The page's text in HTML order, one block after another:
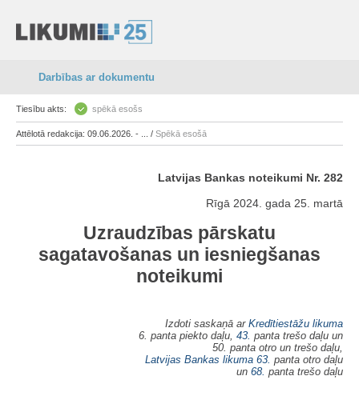
Darbības ar dokumentu
Tiesību akts: spēkā esošs
Attēlotā redakcija: 09.06.2026. - ... / Spēkā esošā
Latvijas Bankas noteikumi Nr. 282
Rīgā 2024. gada 25. martā
Uzraudzības pārskatu
sagatavošanas un iesniegšanas
noteikumi
Izdoti saskaņā ar Kredītiestāžu likuma
6. panta piekto daļu, 43. panta trešo daļu un
50. panta otro un trešo daļu,
Latvijas Bankas likuma 63. panta otro daļu
un 68. panta trešo daļu